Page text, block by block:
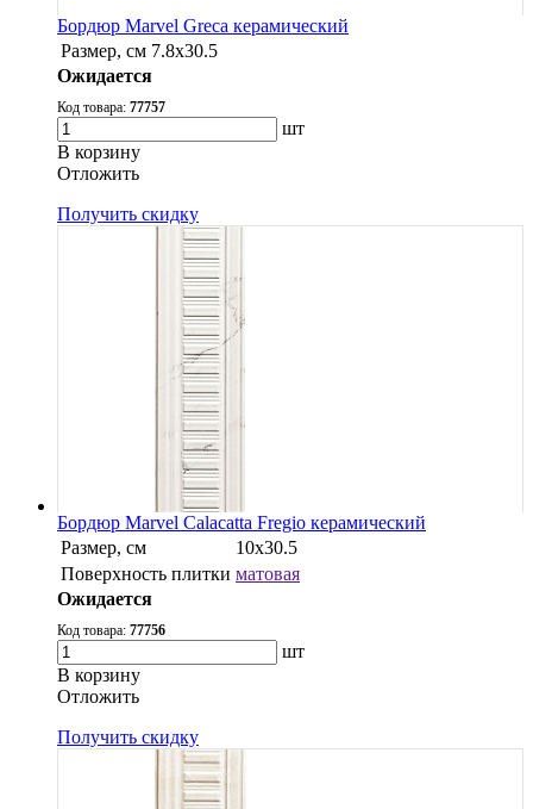
Бордюр Marvel Greca керамический
Размер, см 7.8х30.5
Ожидается
Код товара: 77757
шт
В корзину
Oтложить
Получить скидку
Бордюр Marvel Calacatta Fregio керамический
Размер, см
10x30.5
Поверхность плитки матовая
Ожидается
Код товара: 77756
шт
В корзину
Oтложить
Получить скидку